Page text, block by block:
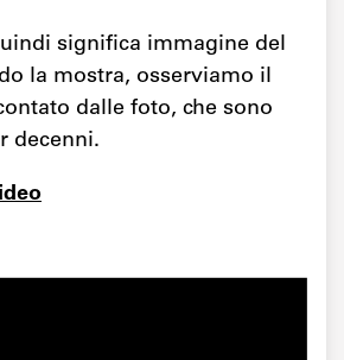
significa immagine del
la mostra, osserviamo il
dalle foto, che sono
decenni.